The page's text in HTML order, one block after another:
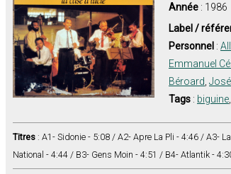
Année : 1986
Label /
Personnel :
Emmanuel
Béroard
Tags : biguine
Titres : A1- Sidonie - 5:08 / A2- Apre La Pli - 4:46 / A3-
National - 4:44 / B3- Gens Moin - 4:51 / B4- Atlantik -